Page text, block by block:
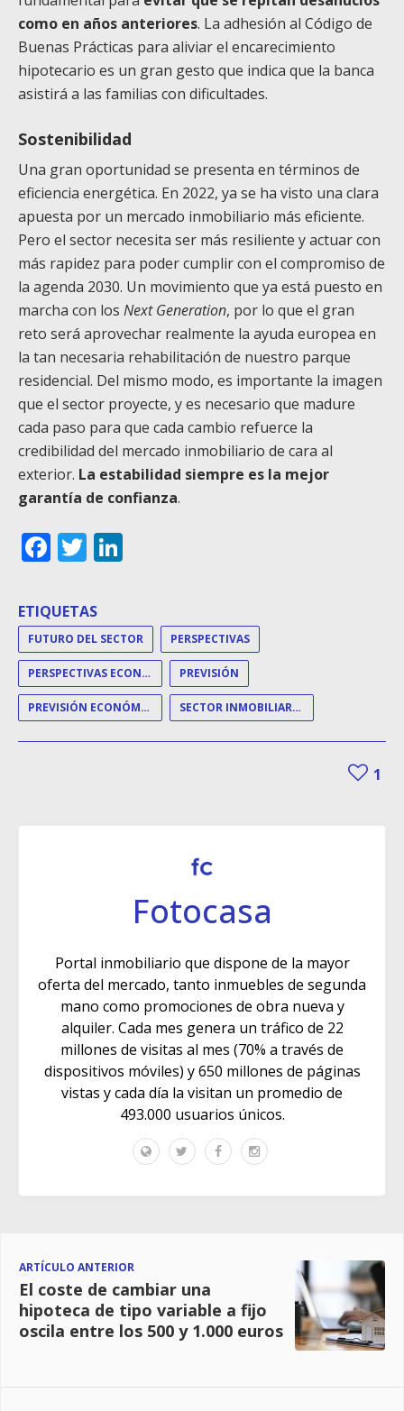
como en años anteriores. La adhesión al Código de
Buenas Prácticas para aliviar el encarecimiento
hipotecario es un gran gesto que indica que la banca
asistirá a las familias con dificultades.
Sostenibilidad
Una gran oportunidad se presenta en términos de
eficiencia energética. En 2022, ya se ha visto una clara
apuesta por un mercado inmobiliario más eficiente.
Pero el sector necesita ser más resiliente y actuar con
más rapidez para poder cumplir con el compromiso de
la agenda 2030. Un movimiento que ya está puesto en
marcha con los Next Generation, por lo que el gran
reto será aprovechar realmente la ayuda europea en
la tan necesaria rehabilitación de nuestro parque
residencial. Del mismo modo, es importante la imagen
que el sector proyecte, y es necesario que madure
cada paso para que cada cambio refuerce la
credibilidad del mercado inmobiliario de cara al
exterior. La estabilidad siempre es la mejor
garantía de confianza.
Facebook
Twitter
ETIQUETAS
FUTURO DEL SECTOR PERSPECTIVAS
PERSPECTIVAS ECONÓMICAS PREVISIÓN
PREVISIÓN ECONÓMICA SECTOR INMOBILIARIO
1
Fotocasa
Portal inmobiliario que dispone de la mayor
oferta del mercado, tanto inmuebles de segunda
mano como promociones de obra nueva y
alquiler. Cada mes genera un tráfico de 22
millones de visitas al mes (70% a través de
dispositivos móviles) y 650 millones de páginas
vistas y cada día la visitan un promedio de
493.000 usuarios únicos.
ARTÍCULO ANTERIOR
El coste de cambiar una
hipoteca de tipo variable a fijo
oscila entre los 500 y 1.000 euros